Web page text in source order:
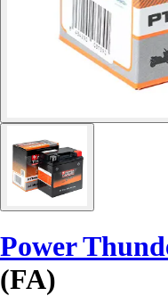
Power
(FA)